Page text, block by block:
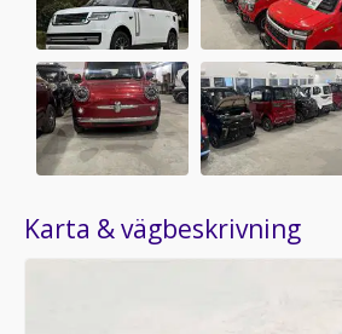
Karta & vägbeskrivning